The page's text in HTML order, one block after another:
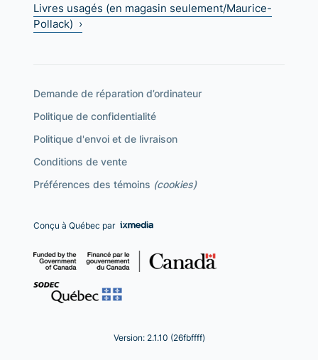
Livres usagés (en magasin seulement/Maurice-
Pollack) ›
Demande de réparation d’ordinateur
Politique de confidentialité
Politique d'envoi et de livraison
Conditions de vente
Préférences des témoins (cookies)
Conçu à Québec par
Version: 2.1.10 (26fbffff)